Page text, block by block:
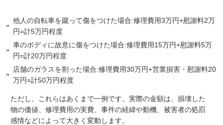
他人の自転車を蹴って傷をつけた場合:修理費用3万円+慰謝料2万
円=計5万円程度
車のボディに故意に傷をつけた場合:修理費用15万円+慰謝料5万
円=計20万円程度
店舗のガラスを割った場合:修理費用30万円+営業損害・慰謝料20
万円=計50万円程度
ただし、これらはあくまで一例です。実際の金額は、損壊した
物の価値、修理費用の実費、事件の経緯や動機、被害者の処罰
感情などによって大きく変動します。